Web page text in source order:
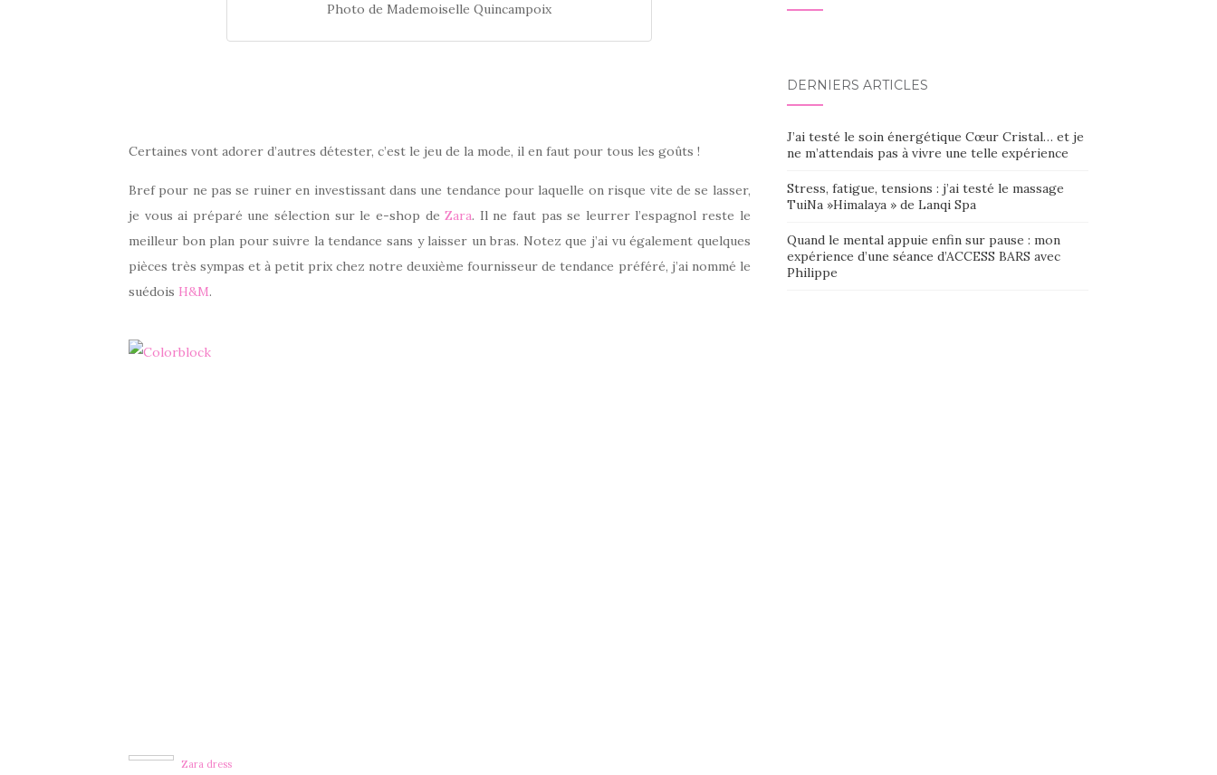
Photo de Mademoiselle Quincampoix
Certaines vont adorer d’autres détester, c’est le jeu de la mode, il en faut pour tous les goûts !
Bref pour ne pas se ruiner en investissant dans une tendance pour laquelle on risque vite de se lasser,
je vous ai préparé une sélection sur le e-shop deZara. Il ne faut pas se leurrer l’espagnol reste le
meilleur bon plan pour suivre la tendance sans y laisser un bras. Notez que j’ai vu également quelques
pièces très sympas et à petit prix chez notre deuxième fournisseur de tendance préféré, j’ai nommé le
suédois H&M.
Zara dress
DERNIERS ARTICLES
J’ai testé le soin énergétique Cœur Cristal… et je
ne m’attendais pas à vivre une telle expérience
Stress, fatigue, tensions : j’ai testé le massage
TuiNa »Himalaya » de Lanqi Spa
Quand le mental appuie enfin sur pause : mon
expérience d’une séance d’ACCESS BARS avec
Philippe